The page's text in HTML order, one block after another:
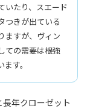
いたり、スエード
つきが出ている
ますが、ヴィン
ての需要は根強
す。
年クローゼット